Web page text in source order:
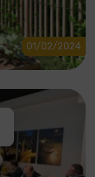
01/02/2024